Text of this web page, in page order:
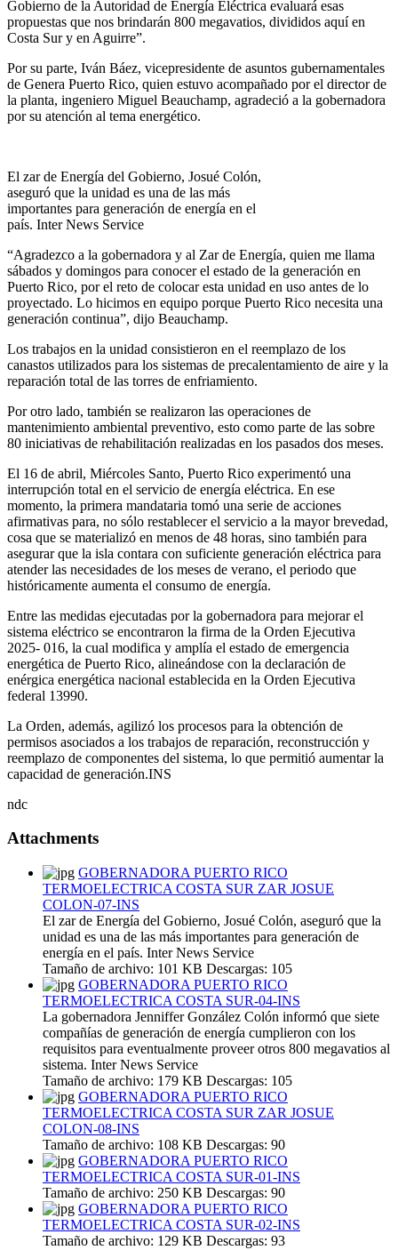
Gobierno de la Autoridad de Energía Eléctrica evaluará esas
propuestas que nos brindarán 800 megavatios, divididos aquí en
Costa Sur y en Aguirre”.
Por su parte, Iván Báez, vicepresidente de asuntos gubernamentales
de Genera Puerto Rico, quien estuvo acompañado por el director de
la planta, ingeniero Miguel Beauchamp, agradeció a la gobernadora
por su atención al tema energético.
El zar de Energía del Gobierno, Josué Colón,
aseguró que la unidad es una de las más
importantes para generación de energía en el
país. Inter News Service
“Agradezco a la gobernadora y al Zar de Energía, quien me llama
sábados y domingos para conocer el estado de la generación en
Puerto Rico, por el reto de colocar esta unidad en uso antes de lo
proyectado. Lo hicimos en equipo porque Puerto Rico necesita una
generación continua”, dijo Beauchamp.
Los trabajos en la unidad consistieron en el reemplazo de los
canastos utilizados para los sistemas de precalentamiento de aire y la
reparación total de las torres de enfriamiento.
Por otro lado, también se realizaron las operaciones de
mantenimiento ambiental preventivo, esto como parte de las sobre
80 iniciativas de rehabilitación realizadas en los pasados dos meses.
El 16 de abril, Miércoles Santo, Puerto Rico experimentó una
interrupción total en el servicio de energía eléctrica. En ese
momento, la primera mandataria tomó una serie de acciones
afirmativas para, no sólo restablecer el servicio a la mayor brevedad,
cosa que se materializó en menos de 48 horas, sino también para
asegurar que la isla contara con suficiente generación eléctrica para
atender las necesidades de los meses de verano, el periodo que
históricamente aumenta el consumo de energía.
Entre las medidas ejecutadas por la gobernadora para mejorar el
sistema eléctrico se encontraron la firma de la Orden Ejecutiva
2025- 016, la cual modifica y amplía el estado de emergencia
energética de Puerto Rico, alineándose con la declaración de
enérgica energética nacional establecida en la Orden Ejecutiva
federal 13990.
La Orden, además, agilizó los procesos para la obtención de
permisos asociados a los trabajos de reparación, reconstrucción y
reemplazo de componentes del sistema, lo que permitió aumentar la
capacidad de generación.INS
ndc
Attachments
GOBERNADORA PUERTO RICO
TERMOELECTRICA COSTA SUR ZAR JOSUE
COLON-07-INS
El zar de Energía del Gobierno, Josué Colón, aseguró que la
unidad es una de las más importantes para generación de
energía en el país. Inter News Service
Tamaño de archivo: 101 KB Descargas: 105
GOBERNADORA PUERTO RICO
TERMOELECTRICA COSTA SUR-04-INS
La gobernadora Jenniffer González Colón informó que siete
compañías de generación de energía cumplieron con los
requisitos para eventualmente proveer otros 800 megavatios al
sistema. Inter News Service
Tamaño de archivo: 179 KB Descargas: 105
GOBERNADORA PUERTO RICO
TERMOELECTRICA COSTA SUR ZAR JOSUE
COLON-08-INS
Tamaño de archivo: 108 KB Descargas: 90
GOBERNADORA PUERTO RICO
TERMOELECTRICA COSTA SUR-01-INS
Tamaño de archivo: 250 KB Descargas: 90
GOBERNADORA PUERTO RICO
TERMOELECTRICA COSTA SUR-02-INS
Tamaño de archivo: 129 KB Descargas: 93